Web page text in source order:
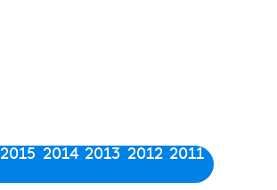
2015 2014 2013 2012 2011